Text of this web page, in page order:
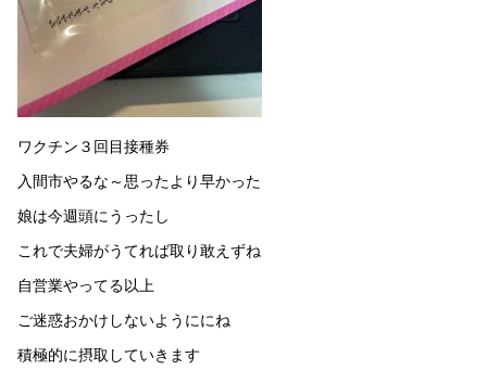
ワクチン３回目接種券
入間市やるな～思ったより早かった
娘は今週頭にうったし
これで夫婦がうてれば取り敢えずね
自営業やってる以上
ご迷惑おかけしないようににね
積極的に摂取していきます